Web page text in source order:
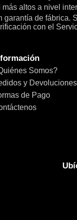
altos a nivel
garantía de
con el
Somos?
y Devoluciones
de Pago